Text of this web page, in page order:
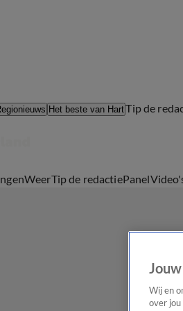
Het beste van HartTip de
WeerTip de redactiePanel
Wij en
over jou